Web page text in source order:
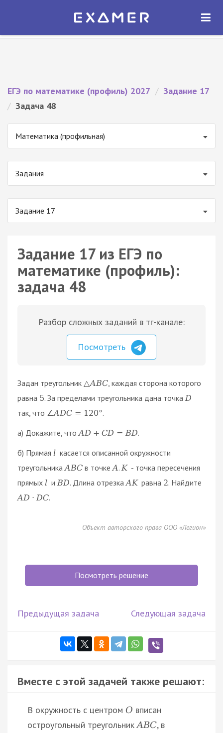
Экзамер — ЕГЭ 2027
ОТКРЫТЬ
ЕГЭ по математике (профиль) 2027 / Задание 17
/ Задача 48
Математика (профильная)
Задания
Задание 17
Задание 17 из ЕГЭ по
математике (профиль):
задача 48
Разбор сложных заданий в тг-канале:
Посмотреть
Задан треугольник △ABC, каждая сторона которого
равна 5. За пределами треугольника дана точка D
так, что ∠ADC = 120°.
а) Докажите, что AD + CD = BD.
б) Прямая l касается описанной окружности
треугольника ABC в точке A. K - точка пересечения
прямых l и BD. Длина отрезка AK равна 2. Найдите
AD · DC.
Объект авторского права ООО «Легион»
Посмотреть решение
Предыдущая задача Следующая задача
Вместе с этой задачей также решают:
В окружность с центром O вписан
остроугольный треугольникABC, в